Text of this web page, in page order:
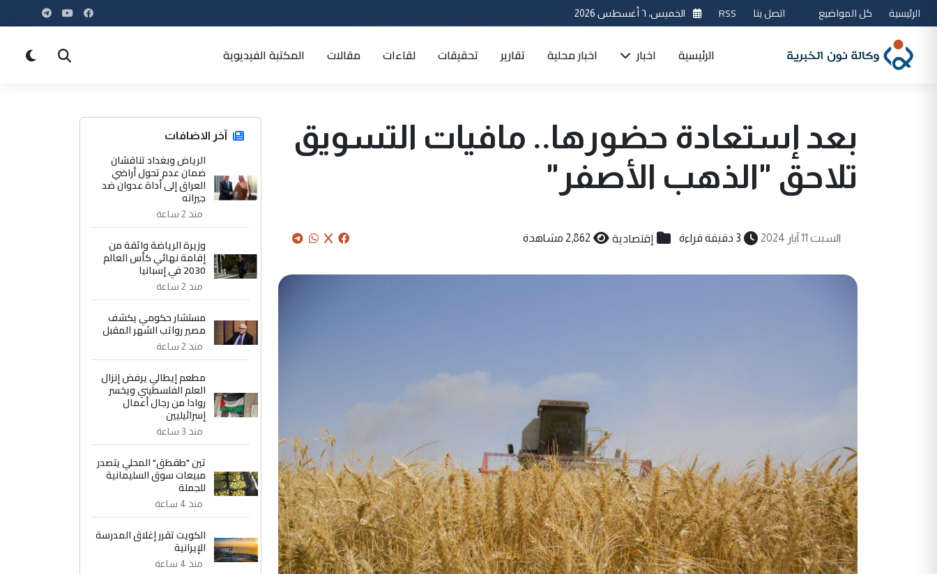
الرئيسية كل المواضيع اتصل بنا RSS الخميس، ٦ أغسطس 2026
الرئيسية اخبار اخبار محلية تقارير تحقيقات لقاءات مقالات المكتبة الفيديوية
بعد إستعادة حضورها.. مافيات التسويق
تلاحق "الذهب الأصفر"
السبت 11 آيار 2024 3 دقيقة قراءة إقتصادية 2,862 مشاهدة
آخر الاضافات
الرياض وبغداد تناقشان
ضمان عدم تحول أراضي
العراق إلى أداة عدوان ضد
جيرانه
منذ 2 ساعة
وزيرة الرياضة واثقة من
إقامة نهائي كأس العالم
2030 في إسبانيا
منذ 2 ساعة
مستشار حكومي يكشف
مصير رواتب الشهر المقبل
منذ 2 ساعة
مطعم إيطالي يرفض إنزال
العلم الفلسطيني ويخسر
روادا من رجال أعمال
إسرائيليين
منذ 3 ساعة
تين "طقطق" المحلي يتصدر
مبيعات سوق السليمانية
للجملة
منذ 4 ساعة
الكويت تقرر إغلاق المدرسة
الإيرانية
منذ 4 ساعة